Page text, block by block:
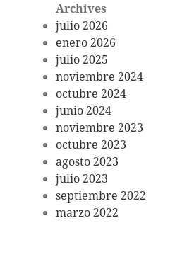
Archives
julio 2026
enero 2026
julio 2025
noviembre 2024
octubre 2024
junio 2024
noviembre 2023
octubre 2023
agosto 2023
julio 2023
septiembre 2022
marzo 2022